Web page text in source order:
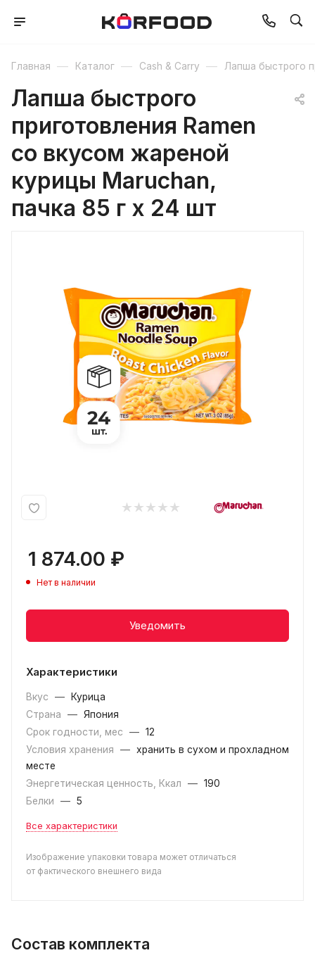
Главная — Каталог — Cash & Carry — Лапша быстрого
Лапша быстрого
приготовления Ramen
со вкусом жареной
курицы Maruchan,
пачка 85 г х 24 шт
1 874.00 ₽
Нет в наличии
Уведомить
Характеристики
Вкус —
Курица
Страна
— Япония
Срок годности, мес
— 12
Условия хранения
— хранить в сухом и прохладном
месте
Энергетическая ценность, Ккал
— 190
Белки
— 5
Все характеристики
Изображение упаковки товара может отличаться
от фактического внешнего вида
Состав комплекта